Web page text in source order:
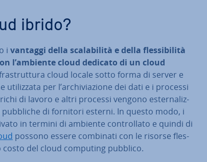
ibrido?
i vantaggi della sca­la­bi­li­tà e della fles­si­bi­li­tà
l’ambiente cloud dedicato di un cloud
cloud locale sotto forma di server e
uti­liz­za­ta per l’ar­chi­via­zio­ne dei dati e i processi
di lavoro e altri processi vengono ester­na­liz­
di fornitori esterni. In questo modo, i
in termini di ambiente con­trol­la­to e quindi di
possono essere combinati con le risorse fles­
costo del cloud computing pubblico.